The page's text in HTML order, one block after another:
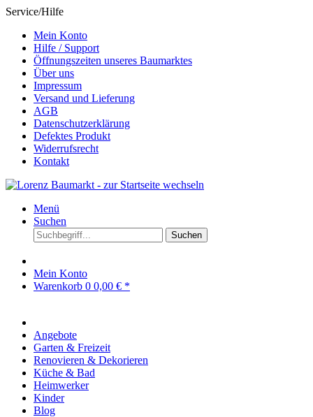
Service/Hilfe
Mein Konto
Hilfe / Support
Öffnungszeiten unseres Baumarktes
Über uns
Impressum
Versand und Lieferung
AGB
Datenschutzerklärung
Defektes Produkt
Widerrufsrecht
Kontakt
Menü
Suchen
Suchen
Mein Konto
Warenkorb 0 0,00 € *
Angebote
Garten & Freizeit
Renovieren & Dekorieren
Küche & Bad
Heimwerker
Kinder
Blog